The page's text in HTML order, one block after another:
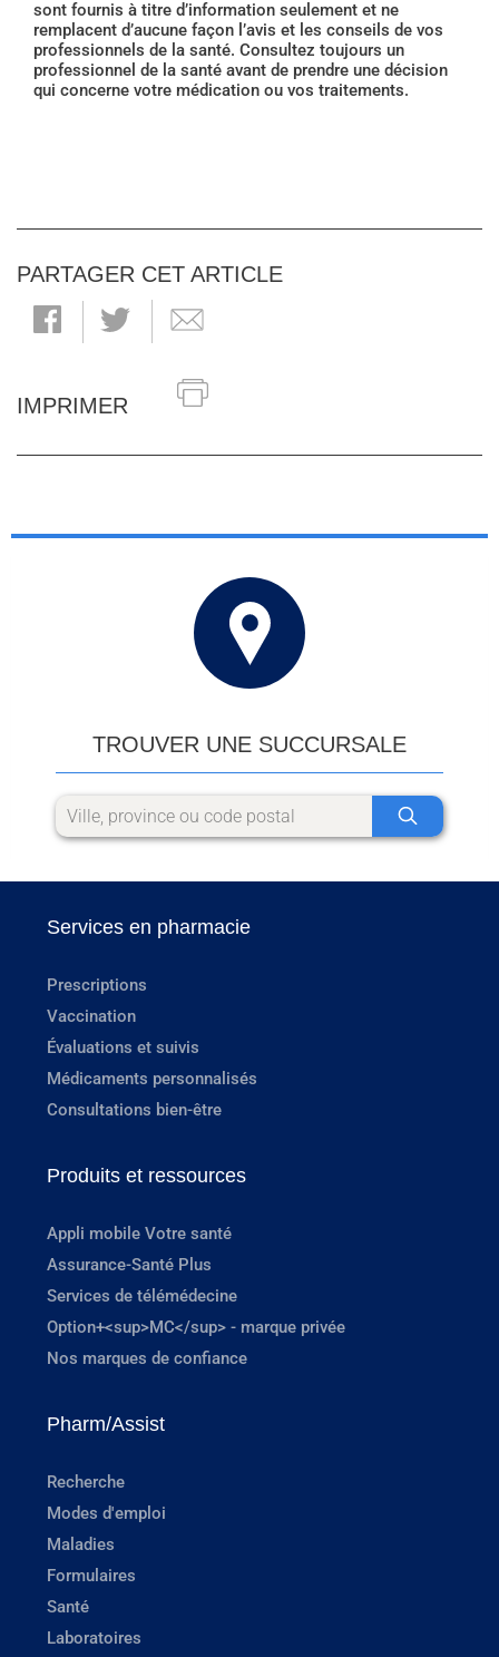
sont fournis à titre d’information seulement et ne
remplacent d’aucune façon l’avis et les conseils de vos
professionnels de la santé. Consultez toujours un
professionnel de la santé avant de prendre une décision
qui concerne votre médication ou vos traitements.
PARTAGER CET ARTICLE
IMPRIMER
TROUVER UNE SUCCURSALE
Services en pharmacie
Prescriptions
Vaccination
Évaluations et suivis
Médicaments personnalisés
Consultations bien-être
Produits et ressources
Appli mobile Votre santé
Assurance-Santé Plus
Services de télémédecine
Option+<sup>MC</sup> - marque privée
Nos marques de confiance
Pharm/Assist
Recherche
Modes d'emploi
Maladies
Formulaires
Santé
Laboratoires